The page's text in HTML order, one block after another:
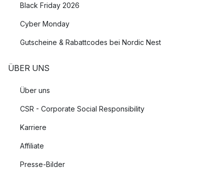
Black Friday 2026
Cyber Monday
Gutscheine & Rabattcodes bei Nordic Nest
ÜBER UNS
Über uns
CSR - Corporate Social Responsibility
Karriere
Affiliate
Presse-Bilder